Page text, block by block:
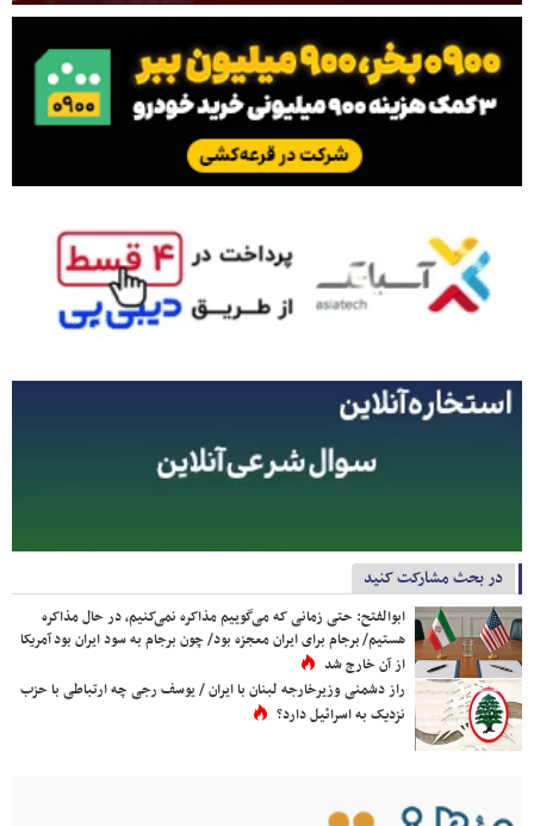
در بحث مشارکت کنید
ابوالفتح: حتی زمانی که می‌گوییم مذاکره نمی‌کنیم، در حال مذاکره
هستیم/ برجام برای ایران معجزه بود/ چون برجام به سود ایران بود آمریکا
از آن خارج شد
راز دشمنی وزیرخارجه لبنان با ایران / یوسف رجی چه ارتباطی با حزب
نزدیک به اسرائیل دارد؟